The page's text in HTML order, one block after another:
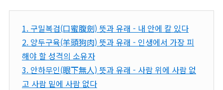
1. 구밀복검(口蜜腹劍) 뜻과 유래 - 내 안에 칼 있다
2. 양두구육(羊頭狗肉) 뜻과 유래 - 인생에서 가장 피
해야 할 성격의 소유자
3. 안하무인(眼下無人) 뜻과 유래 - 사람 위에 사람 없
고 사람 밑에 사람 없다